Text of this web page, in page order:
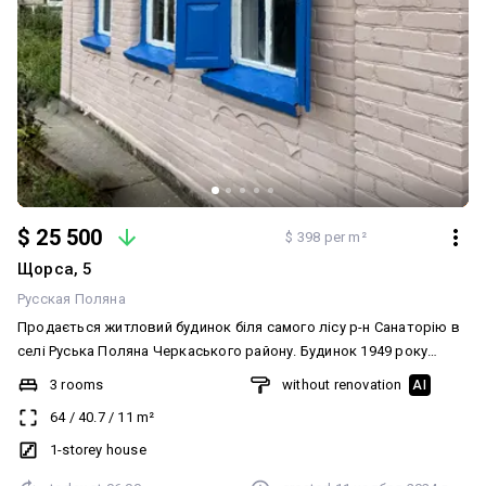
$ 25 500 $ 398 per m²
Щорса, 5
Русская Поляна
Продається житловий будинок біля самого лісу р-н Санаторію в
селі Руська Поляна Черкаського району. Будинок 1949 року
побудови, з прибудовами кухні та веранди 1982 року, загальною
площею 64 м2, стіни будинку дерев’яні, обкладені цеглою,
покрівля шиферна, три житлові кімнати, висота стелі 2,6 метра,
простора кухня 11 м2, в житловому стані. Зручності на вулиці.
3 rooms
64/ 40.7/ 11 m²
1-storey house
without renovation AI